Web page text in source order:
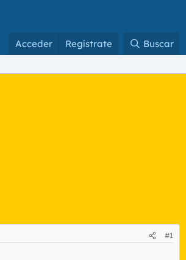
Acceder Regístrate Buscar
#1